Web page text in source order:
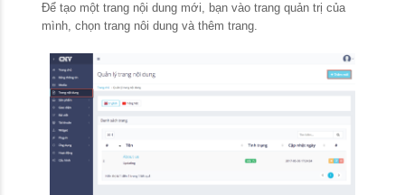
Để tạo một trang nội dung mới, bạn vào trang quản trị của
mình, chọn trang nôi dung và thêm trang.